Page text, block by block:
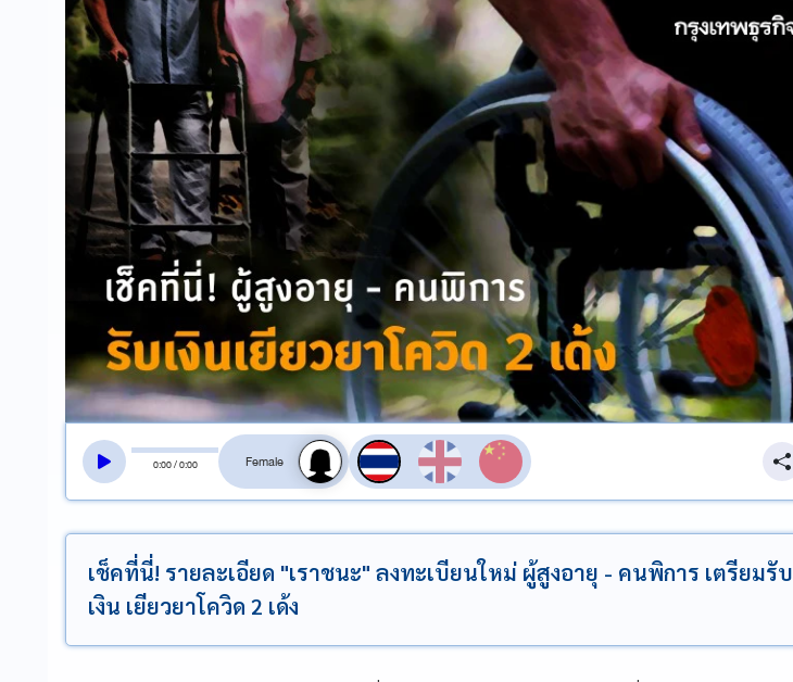
0:00/0:00
สลับเสียงอ่าน
เช็คที่นี่! รายละเอียด "เราชนะ" ลงทะเบียนใหม่ ผู้สูงอายุ - คนพิการ เตรียมรับ
เงิน เยียวยาโควิด 2 เด้ง